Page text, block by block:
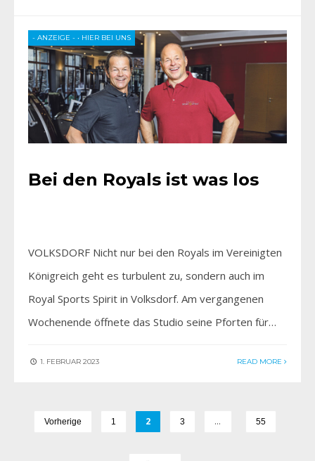
- ANZEIGE - • HIER BEI UNS
Bei den Royals ist was los
VOLKSDORF Nicht nur bei den Royals im Vereinigten
Königreich geht es turbulent zu, sondern auch im
Royal Sports Spirit in Volksdorf. Am vergangenen
Wochenende öffnete das Studio seine Pforten für…
1. FEBRUAR 2023 READ MORE
Vorherige 1 2 3 … 55